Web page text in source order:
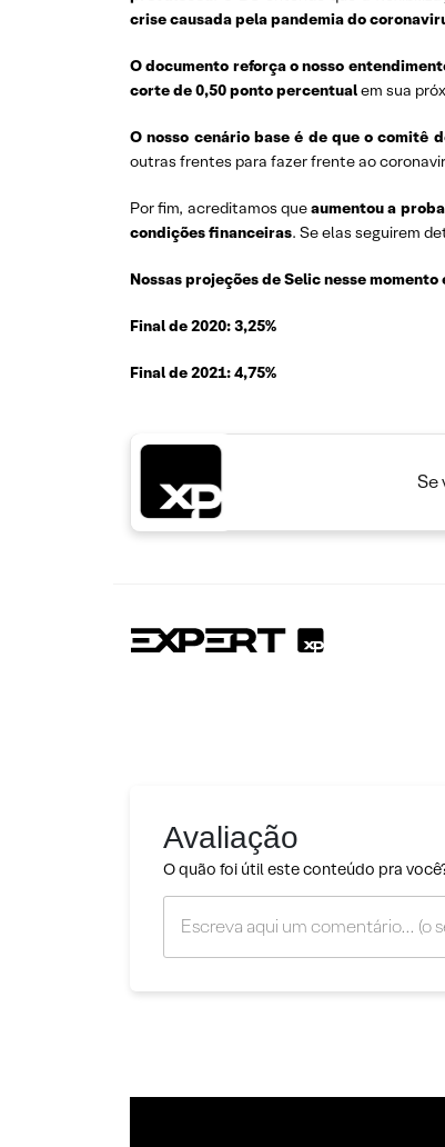
crise causada pela pandemia do
O documento reforça o nosso
corte de 0,50 ponto percentualem sua
O nosso cenário base é de que o
outras frentes para fazer frente ao
Por fim, acreditamos queaumentou a
condições financeiras. Se elas seguirem
Nossas projeções de Selic nesse
Final de 2020: 3,25%
Final de 2021: 4,75%
Se
Avaliação
O quão foi útil este conteúdo pra